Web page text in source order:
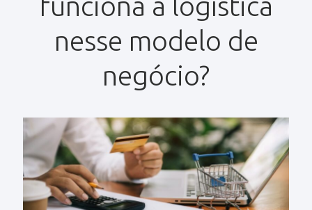
nesse modelo de
negócio?